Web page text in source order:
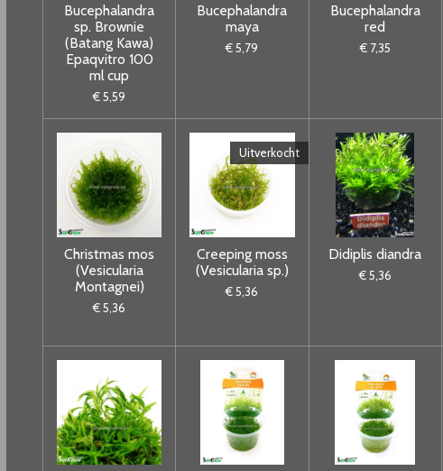
Bucephalandra
sp. Brownie
(Batang Kawa)
Epaqvitro 100
ml cup
€ 5,59
Bucephalandra
maya
€ 5,79
Bucephalandra
red
€ 7,35
Christmas mos
(Vesicularia
Montagnei)
€ 5,36
Uitverkocht
Creeping moss
(Vesicularia sp.)
€ 5,36
Didiplis diandra
€ 5,36